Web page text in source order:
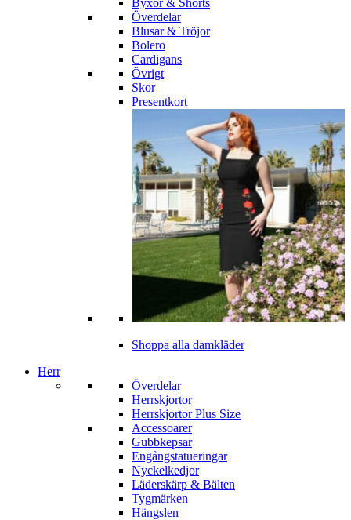
Byxor & Shorts
Överdelar
Blusar & Tröjor
Bolero
Cardigans
Övrigt
Skor
Presentkort
Shoppa alla damkläder
Herr
Överdelar
Herrskjortor
Herrskjortor Plus Size
Accessoarer
Gubbkepsar
Engångstatueringar
Nyckelkedjor
Läderskärp & Bälten
Tygmärken
Hängslen